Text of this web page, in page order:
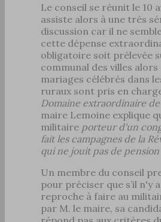
Le conseil se réunit le 10
assiste alors à une très
discussion car il ne
cette dépense
obligatoire soit prélevée
communal des villes alors
mariages célébrés dans
ruraux sont pris en
Domaine extraordinaire de
maire Lemoine explique
militaire porteur d'un
fait les campagnes de la
qui ne jouit pas de
Un membre du conseil
pour préciser que s’il n'y
reproche à faire au
par M. le maire, sa